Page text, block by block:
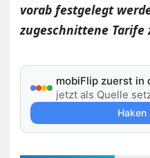
vorab festgelegt
zugeschnittene Tarife
mobiFlip zuerst in
jetzt als Quelle